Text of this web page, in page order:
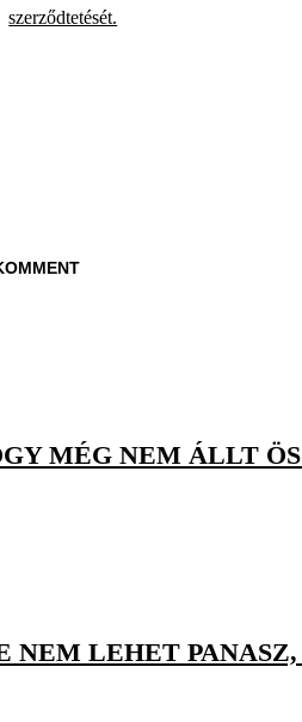
szerződtetését.
MÉG NEM ÁLLT
NEM LEHET